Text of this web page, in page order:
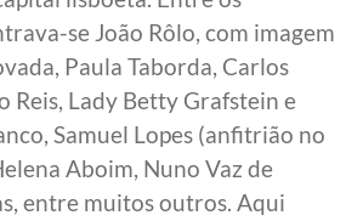
se João Rôlo, com imagem
Paula Taborda, Carlos
Reis, Lady Betty Grafstein e
Samuel Lopes (anfitrião no
Aboim, Nuno Vaz de
entre muitos outros. Aqui